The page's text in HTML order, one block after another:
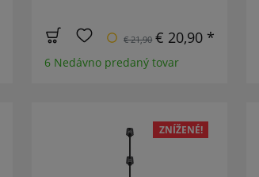
€ 21,90 € 20,90 *
6 Nedávno predaný tovar
ZNÍŽENÉ!